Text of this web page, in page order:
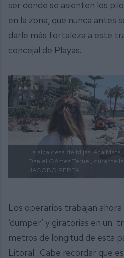
ser donde se asienten los
en la zona, que nunca antes
darle más fortaleza a este
concejal de Playas.
La alcaldesa de Mijas, Ana
Daniel Gómez Teruel, durante
JACOBO PEREA.
Los operarios trabajan ahora
‘dumper’ y giratorias en un
metros de longitud de esta
Litoral. Cabe recordar que